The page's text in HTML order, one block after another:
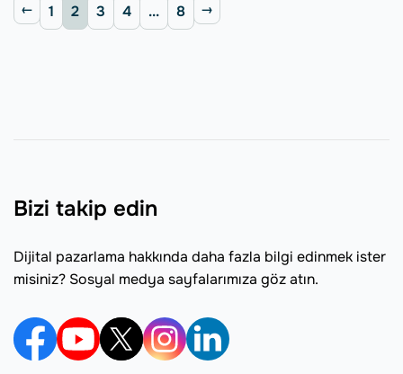
1 2 3 4 ... 8
Bizi takip edin
Dijital pazarlama hakkında daha fazla bilgi edinmek ister
misiniz? Sosyal medya sayfalarımıza göz atın.